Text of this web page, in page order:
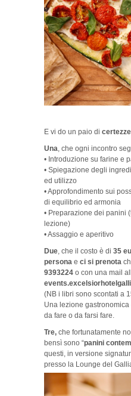
E vi do un paio di
Una, che ogni incontro
• Introduzione su farine e
• Spiegazione degli
ed utilizzo
• Approfondimento sui
di equilibrio ed armonia
• Preparazione dei panini
lezione)
• Assaggio e aperitivo
Due, che il costo è di 35
persona e ci si prenota
9393224 o con una mail
(NB i libri sono scontati a
Una lezione gastronomica
da fare o da farsi fare.
Tre, che fortunatamente
bensì sono “panini
questi, in versione
presso la Lounge del